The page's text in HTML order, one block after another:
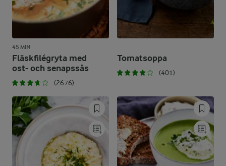
45 MIN
Fläskfilégryta med
ost- och senapssås
(2676)
Tomatsoppa
(401)